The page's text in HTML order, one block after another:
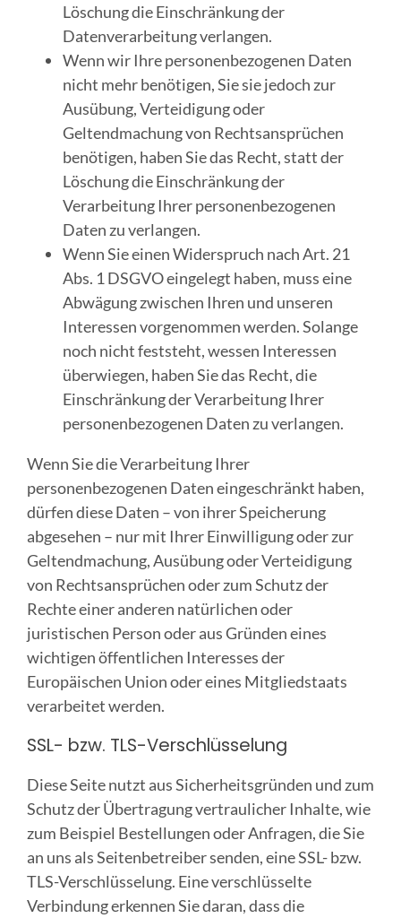
Löschung die Einschränkung der
Datenverarbeitung verlangen.
Wenn wir Ihre personenbezogenen Daten
nicht mehr benötigen, Sie sie jedoch zur
Ausübung, Verteidigung oder
Geltendmachung von Rechtsansprüchen
benötigen, haben Sie das Recht, statt der
Löschung die Einschränkung der
Verarbeitung Ihrer personenbezogenen
Daten zu verlangen.
Wenn Sie einen Widerspruch nach Art. 21
Abs. 1 DSGVO eingelegt haben, muss eine
Abwägung zwischen Ihren und unseren
Interessen vorgenommen werden. Solange
noch nicht feststeht, wessen Interessen
überwiegen, haben Sie das Recht, die
Einschränkung der Verarbeitung Ihrer
personenbezogenen Daten zu verlangen.
Wenn Sie die Verarbeitung Ihrer
personenbezogenen Daten eingeschränkt haben,
dürfen diese Daten – von ihrer Speicherung
abgesehen – nur mit Ihrer Einwilligung oder zur
Geltendmachung, Ausübung oder Verteidigung
von Rechtsansprüchen oder zum Schutz der
Rechte einer anderen natürlichen oder
juristischen Person oder aus Gründen eines
wichtigen öffentlichen Interesses der
Europäischen Union oder eines Mitgliedstaats
verarbeitet werden.
SSL- bzw. TLS-Verschlüsselung
Diese Seite nutzt aus Sicherheitsgründen und zum
Schutz der Übertragung vertraulicher Inhalte, wie
zum Beispiel Bestellungen oder Anfragen, die Sie
an uns als Seitenbetreiber senden, eine SSL- bzw.
TLS-Verschlüsselung. Eine verschlüsselte
Verbindung erkennen Sie daran, dass die